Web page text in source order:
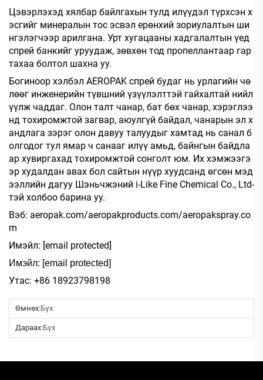
Цэвэрлэхэд хялбар байлгахын тулд илүүдэл түрхсэн х
эсгийг минералын тос эсвэл ерөнхий зориулалтын ши
нгэлэгчээр арилгана. Урт хугацааны хадгалалтын үед
спрей банкийг уруудаж, зөвхөн тод пропеллантаар гар
тахаа болтол шахна уу.
Богиноор хэлбэл AEROPAK спрей будаг нь урлагийн чө
лөөг инженерийн түвшний үзүүлэлттэй гайхалтай нийл
үүлж чаддаг. Олон талт чанар, бат бөх чанар, хэрэглээ
нд тохиромжтой загвар, аюулгүй байдал, чанарын эл х
андлага зэрэг олон давуу талуудыг хамтад нь санал б
олгодог тул ямар ч санааг илүү амьд, байнгын байдла
ар хувиргахад тохиромжтой сонголт юм. Их хэмжээгэ
эр худалдан авах бол сайтын нүүр хуудсанд өгсөн мэд
ээллийн дагуу Шэньчжэний i-Like Fine Chemical Co., Ltd-
тэй холбоо барина уу.
Вэб: aeropak.com/aeropakproducts.com/aeropakspray.co
m
Имэйл: [email protected]
Имэйл: [email protected]
Утас: +86 18923798198
Өмнөх:Бүх
Дараах:Бүх